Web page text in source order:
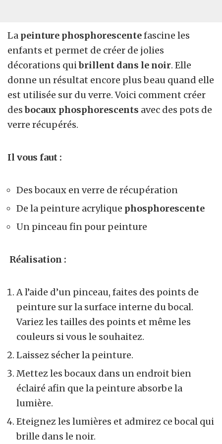
La peinture phosphorescentefascine les
enfants et permet de créer de jolies
décorations quibrillent dans le noir. Elle
donne un résultat encore plus beau quand elle
est utilisée sur du verre. Voici comment créer
desbocaux phosphorescents avec des pots de
verre récupérés.
Il vous faut :
Des bocaux en verre de récupération
De la peinture acrylique phosphorescente
Un pinceau fin pour peinture
Réalisation :
A l’aide d’un pinceau, faites des points de
peinture sur la surface interne du bocal.
Variez les tailles des points et même les
couleurs si vous le souhaitez.
Laissez sécher la peinture.
Mettez les bocaux dans un endroit bien
éclairé afin que la peinture absorbe la
lumière.
Eteignez les lumières et admirez ce bocal qui
brille dans le noir.